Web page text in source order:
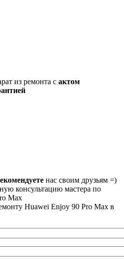
из ремонта с актом
нас своим друзьям =)
консультацию мастера по
Max
Huawei Enjoy 90 Pro Max в